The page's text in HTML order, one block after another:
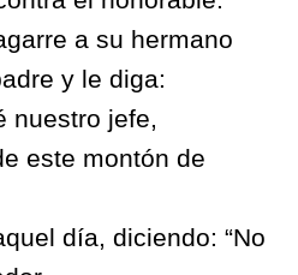
a su hermano
y le diga:
nuestro jefe,
este montón de
día, diciendo: “No